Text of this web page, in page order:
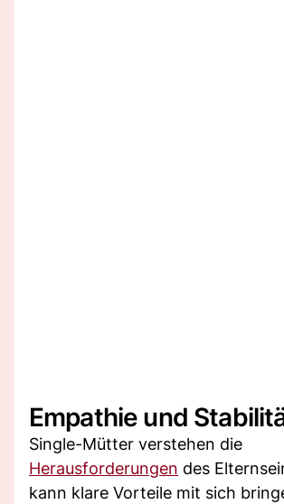
Empathie und
Single-Mütter verstehen die
Herausforderungen des
kann klare Vorteile mit sich